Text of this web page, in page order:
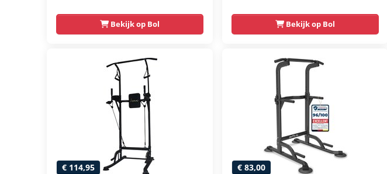
Bekijk op Bol
Fitness krachtstation voor
thuis - Compact en
multifunctioneel - Incl.
gratis fitness app
Bekijk op Bol
€ 114,95 € 83,00